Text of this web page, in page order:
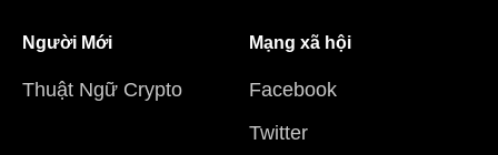
Người Mới
Thuật Ngữ Crypto
Mạng xã hội
Facebook
Twitter